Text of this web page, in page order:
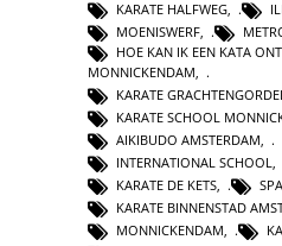
KARATE HALFWEG
MOENISWERF
HOE KAN IK EEN KATA
MONNICKENDAM
KARATE
KARATE SCHOOL
AIKIBUDO AMSTERDAM
INTERNATIONAL SCHOOL
KARATE DE KETS,
KARATE BINNENSTAD
MONNICKENDAM,